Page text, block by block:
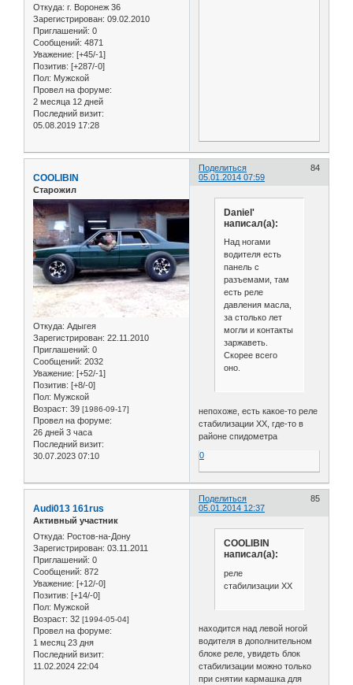
Откуда: г. Воронеж 36
Зарегистрирован: 09.02.2010
Приглашений: 0
Сообщений: 4871
Уважение: [+45/-1]
Позитив: [+287/-0]
Пол: Мужской
Провел на форуме:
2 месяца 12 дней
Последний визит:
05.08.2019 17:28
Поделиться
84
05.01.2014 07:59
COOLIBIN
Старожил
Откуда: Адыгея
Зарегистрирован: 22.11.2010
Приглашений: 0
Сообщений: 2032
Уважение: [+52/-1]
Позитив: [+8/-0]
Пол: Мужской
Возраст: 39 [1986-09-17]
Провел на форуме:
26 дней 3 часа
Последний визит:
30.07.2023 07:10
Daniel'
написал(а):
Над ногами
водителя есть
панель с
разъемами, там
есть реле
давления масла,
за столько лет
могли и контакты
заржаветь.
Скорее всего
оно.
непохоже, есть какое-то реле
стабилизации ХХ, где-то в
районе спидометра
0
Поделиться
85
05.01.2014 12:37
Audi013 161rus
Активный участник
Откуда: Ростов-на-Дону
Зарегистрирован: 03.11.2011
Приглашений: 0
Сообщений: 872
Уважение: [+12/-0]
Позитив: [+14/-0]
Пол: Мужской
Возраст: 32 [1994-05-04]
Провел на форуме:
1 месяц 23 дня
Последний визит:
11.02.2024 22:04
COOLIBIN
написал(а):
реле
стабилизации ХХ
находится над левой ногой
водителя в дополнительном
блоке реле, увидеть блок
стабилизации можно только
при снятии кармашка для